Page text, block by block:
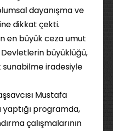
dayanışma ve
dikkat çekti.
en büyük ceza umut
Devletlerin büyüklüğü,
iradesiyle
Mustafa
yaptığı programda,
çalışmalarının